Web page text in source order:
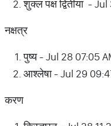
शुक्ल पक्ष द्वितीया -
नक्षत्र
पुष्य - Jul 28 07:05
आश्लेषा - Jul 29
करण